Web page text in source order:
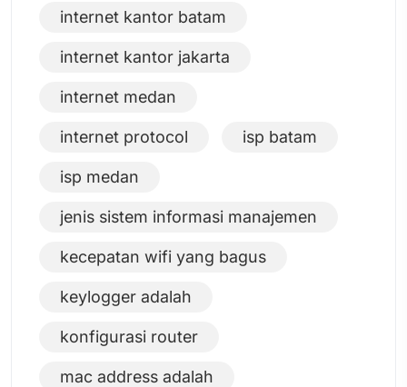
internet kantor batam
internet kantor jakarta
internet medan
internet protocol isp batam
isp medan
jenis sistem informasi manajemen
kecepatan wifi yang bagus
keylogger adalah
konfigurasi router
mac address adalah